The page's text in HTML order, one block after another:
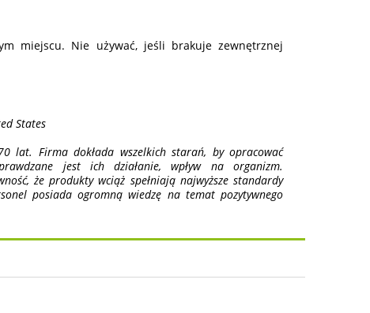
miejscu. Nie używać, jeśli brakuje zewnętrznej
States
lat. Firma dokłada wszelkich starań, by opracować
jest ich działanie, wpływ na organizm.
że produkty wciąż spełniają najwyższe standardy
posiada ogromną wiedzę na temat pozytywnego